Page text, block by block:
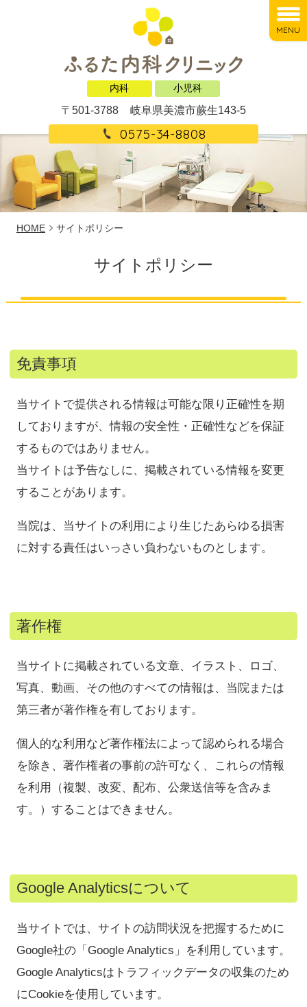
内科 小児科
〒501-3788 岐阜県美濃市蕨生143-5
0575-34-8808
MENU
HOME サイトポリシー
サイトポリシー
免責事項
当サイトで提供される情報は可能な限り正確性を期
しておりますが、情報の安全性・正確性などを保証
するものではありません。
当サイトは予告なしに、掲載されている情報を変更
することがあります。
当院は、当サイトの利用により生じたあらゆる損害
に対する責任はいっさい負わないものとします。
著作権
当サイトに掲載されている文章、イラスト、ロゴ、
写真、動画、その他のすべての情報は、当院または
第三者が著作権を有しております。
個人的な利用など著作権法によって認められる場合
を除き、著作権者の事前の許可なく、これらの情報
を利用（複製、改変、配布、公衆送信等を含みま
す。）することはできません。
Google Analyticsについて
当サイトでは、サイトの訪問状況を把握するために
Google社の「Google Analytics」を利用しています。
Google Analyticsはトラフィックデータの収集のため
にCookieを使用しています。